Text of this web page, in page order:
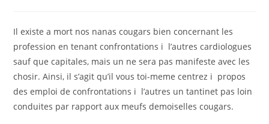
Il existe a mort nos nanas cougars bien concernant les
profession en tenant confrontations i l’autres cardiologues
sauf que capitales, mais un ne sera pas manifeste avec les
chosir. Ainsi, il s’agit qu’il vous toi-meme centrez i propos
des emploi de confrontations i l’autres un tantinet pas loin
conduites par rapport aux meufs demoiselles cougars.